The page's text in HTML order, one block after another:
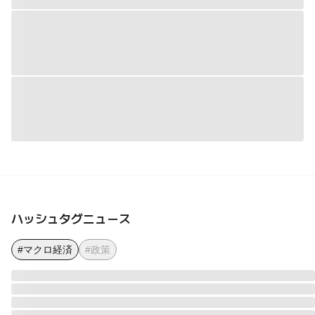
ハッシュタグニュース
#マクロ経済 #政策